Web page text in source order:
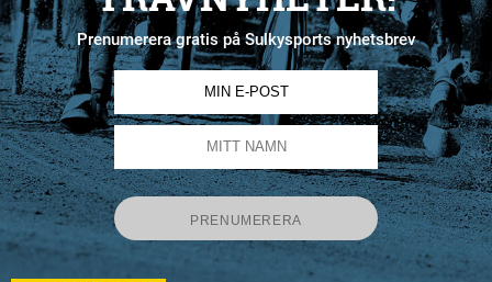
Prenumerera gratis på Sulkysports nyhetsbrev